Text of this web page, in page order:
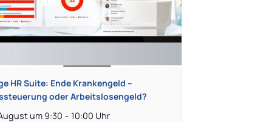
HR Suite: Ende Krankengeld –
oder Arbeitslosengeld?
um 9:30 - 10:00